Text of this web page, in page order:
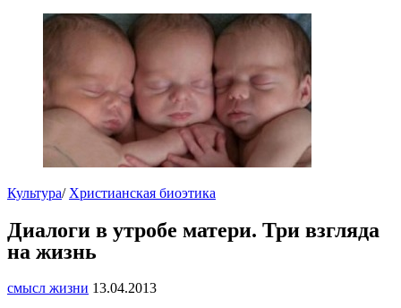
Культура/ Христианская биоэтика
Диалоги в утробе матери. Три взгляда
на жизнь
смысл жизни 13.04.2013